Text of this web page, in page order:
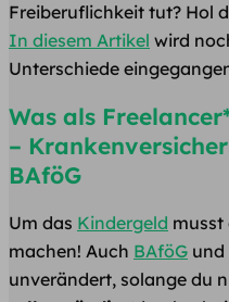
Freiberuflichkeit tut? Hol
In diesem Artikel wird
Unterschiede
Was als
–
BAföG
Um das Kindergeld musst
machen! Auch BAföG und
unverändert, solange du